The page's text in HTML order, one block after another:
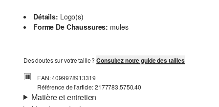
Détails: Logo(s)
Forme De Chaussures: mules
Des doutes sur votre taille ?Consultez notre guide des tailles
EAN: 4099978913319
Référence de l'article: 2177783.5750.40
Matière et entretien